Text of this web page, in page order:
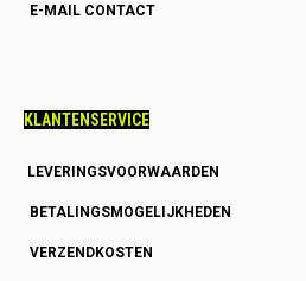
E-MAIL CONTACT
KLANTENSERVICE
LEVERINGSVOORWAARDEN
BETALINGSMOGELIJKHEDEN
VERZENDKOSTEN